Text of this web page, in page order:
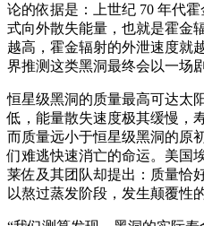
论的依据是：上世纪 70 年代
式向外散失能量，也就是霍金
越高，霍金辐射的外泄速度就
界推测这类黑洞最终会以一场
恒星级黑洞的质量最高可达太
低，能量散失速度极其缓慢，
而质量远小于恒星级黑洞的原
们难逃快速消亡的命运。美国
莱佐及其团队却提出：质量恰
以熬过蒸发阶段，发生颠覆性